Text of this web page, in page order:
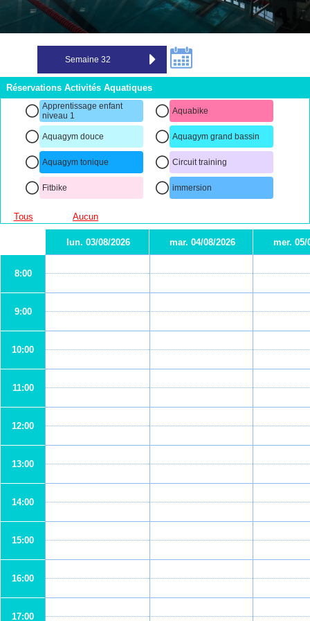
Réservations Activités Aquatiques
Apprentissage enfant
niveau 1
Aquabike
Aquagym douce Aquagym grand bassin
Aquagym tonique Circuit training
Fitbike immersion
Tous Aucun
lun. 03/08/2026 mar. 04/08/2026 mer. 05/
8:00
9:00
10:00
11:00
12:00
13:00
14:00
15:00
16:00
17:00